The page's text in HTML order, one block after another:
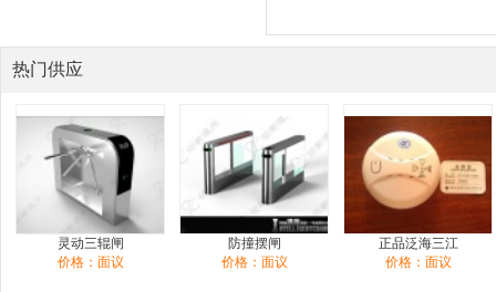
热门供应
灵动三辊闸
价格：面议
防撞摆闸
价格：面议
正品泛海三江
价格：面议